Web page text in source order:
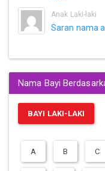
Anak Laki-laki
Saran nama
Nama Bayi
BAYI LAKI-LAKI
A B C